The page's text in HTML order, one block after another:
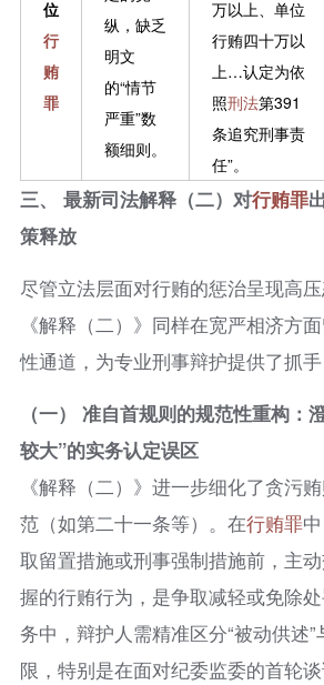
位
行
贿
罪
纵，缺乏
明文
的“情节
严重”数
额细则。
万以上、单位
行贿四十万以
上…认定为依
照刑法第391
条追究刑事责
任”。
三、 最新司法解释（二）对行贿罪
策释放
尽管立法层面对行贿的惩治呈现高
《解释（二）》同样在宽严相济方
性通道，为专业刑事辩护提供了抓手
（一） 准自首规则的规范性重构：
较大”的实务认定误区
《解释（二）》进一步细化了贪污
范（如第二十一条等）。在行贿罪
取留置措施或刑事强制措施前，主
握的行贿行为，是争取减轻或免除
务中，辩护人需精准区分“被动供述”
限，特别是在面对纪委监委的首轮